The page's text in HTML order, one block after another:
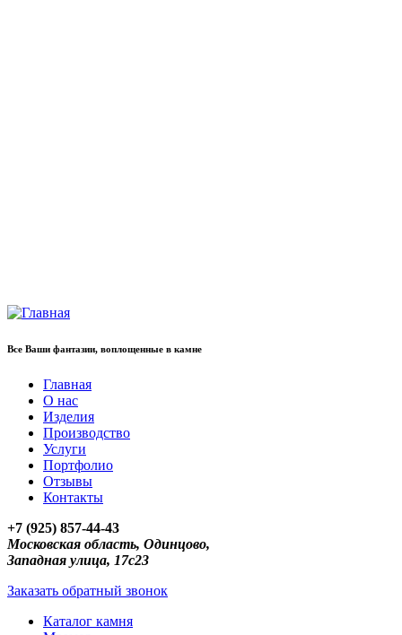
Все Ваши фантазии, воплощенные в камне
Главная
О нас
Изделия
Производство
Услуги
Портфолио
Отзывы
Контакты
+7 (925) 857-44-43
Московская область, Одинцово,
Западная улица, 17с23
Заказать обратный звонок
Каталог камня